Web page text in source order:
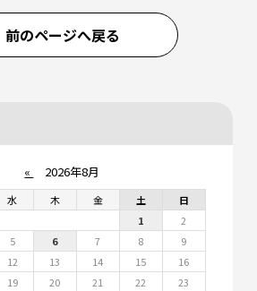
前のページへ戻る
« 2026年8月
水 木 金 土
日
1
2
5 6 7 8
9
12 13 14 15
16
19 20 21 22
23